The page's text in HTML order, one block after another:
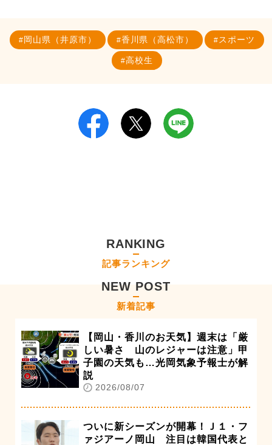
岡山県（井原市） 香川県（高松市） スポーツ
高校生
RANKING
記事ランキング
NEW POST
新着記事
【岡山・香川のお天気】週末は「厳
しい暑さ 山のレジャーは注意」甲
子園の天気も…光岡気象予報士が解
説
2026/08/07
ついに新シーズンが開幕！Ｊ１・フ
ァジアーノ岡山 注目は韓国代表と